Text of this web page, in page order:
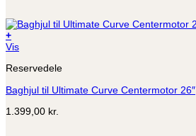
+
Vis
Reservedele
Baghjul til Ultimate Curve Centermotor 26″
1.399,00 kr.